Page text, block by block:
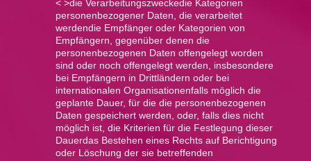
< >die Verarbeitungszweckedie Kategorien
personenbezogener Daten, die verarbeitet
werdendie Empfänger oder Kategorien von
Empfängern, gegenüber denen die
personenbezogenen Daten offengelegt worden
sind oder noch offengelegt werden, insbesondere
bei Empfängern in Drittländern oder bei
internationalen Organisationenfalls möglich die
geplante Dauer, für die die personenbezogenen
Daten gespeichert werden, oder, falls dies nicht
möglich ist, die Kriterien für die Festlegung dieser
Dauerdas Bestehen eines Rechts auf Berichtigung
oder Löschung der sie betreffenden